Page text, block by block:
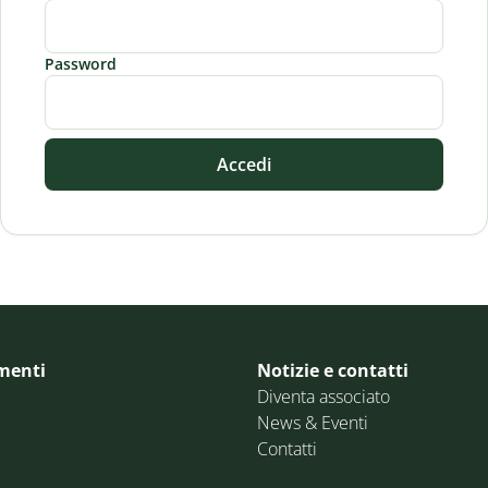
Password
Accedi
Notizie e contatti
Diventa associato
News & Eventi
Contatti